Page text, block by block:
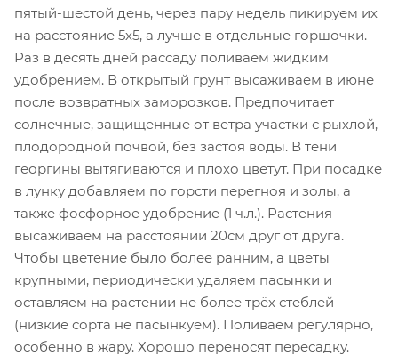
пятый-шестой день, через пару недель пикируем их
на расстояние 5х5, а лучше в отдельные горшочки.
Раз в десять дней рассаду поливаем жидким
удобрением. В открытый грунт высаживаем в июне
после возвратных заморозков. Предпочитает
солнечные, защищенные от ветра участки с рыхлой,
плодородной почвой, без застоя воды. В тени
георгины вытягиваются и плохо цветут. При посадке
в лунку добавляем по горсти перегноя и золы, а
также фосфорное удобрение (1 ч.л.). Растения
высаживаем на расстоянии 20см друг от друга.
Чтобы цветение было более ранним, а цветы
крупными, периодически удаляем пасынки и
оставляем на растении не более трёх стеблей
(низкие сорта не пасынкуем). Поливаем регулярно,
особенно в жару. Хорошо переносят пересадку.